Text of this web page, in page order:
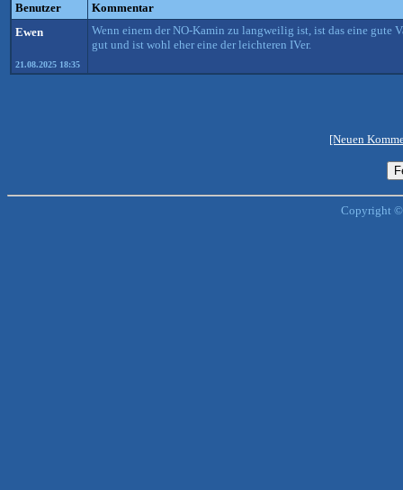
Benutzer
Kommentar
Ewen
21.08.2025 18:35
Wenn einem der NO-Kamin zu langweilig ist, ist das eine gute
gut und ist wohl eher eine der leichteren IVer.
[Neuen
Copyright ©